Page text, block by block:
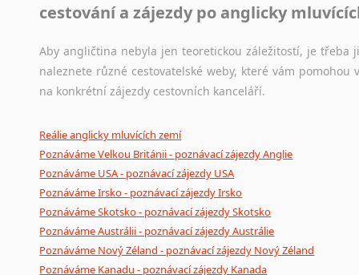
cestování a zájezdy po anglicky
Aby angličtina nebyla jen teoretickou záležitostí, je
naleznete různé cestovatelské weby, které vám
na konkrétní zájezdy cestovních kanceláří.
Reálie anglicky mluvících zemí
Poznáváme Velkou Británii - poznávací zájezdy Anglie
Poznáváme USA - poznávací zájezdy USA
Poznáváme Irsko - poznávací zájezdy Irsko
Poznáváme Skotsko - poznávací zájezdy Skotsko
Poznáváme Austrálii - poznávací zájezdy Austrálie
Poznáváme Nový Zéland - poznávací zájezdy Nový Zéland
Poznáváme Kanadu - poznávací zájezdy Kanada